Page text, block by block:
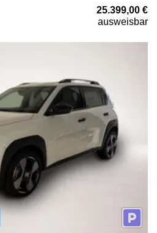
25.399,00 €
ausweisbar